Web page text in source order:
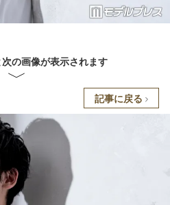
の画像が表示されます
記事に戻る